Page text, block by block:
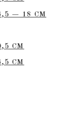
— 18 СМ
СМ
СМ